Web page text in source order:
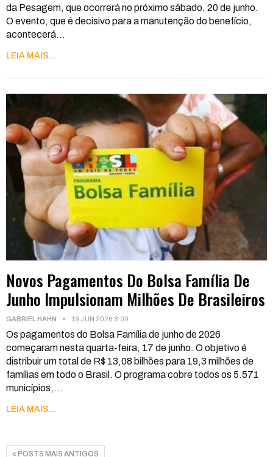
da Pesagem, que ocorrerá no próximo sábado, 20 de junho.
O evento, que é decisivo para a manutenção do benefício,
acontecerá…
LEIA MAIS...
Novos Pagamentos Do Bolsa Família De
Junho Impulsionam Milhões De Brasileiros
GABRIEL HAHN 19 JUN 2026 8:00
Os pagamentos do Bolsa Família de junho de 2026
começaram nesta quarta-feira, 17 de junho. O objetivo é
distribuir um total de R$ 13,08 bilhões para 19,3 milhões de
famílias em todo o Brasil. O programa cobre todos os 5.571
municípios, …
LEIA MAIS...
POSTS MAIS ANTIGOS